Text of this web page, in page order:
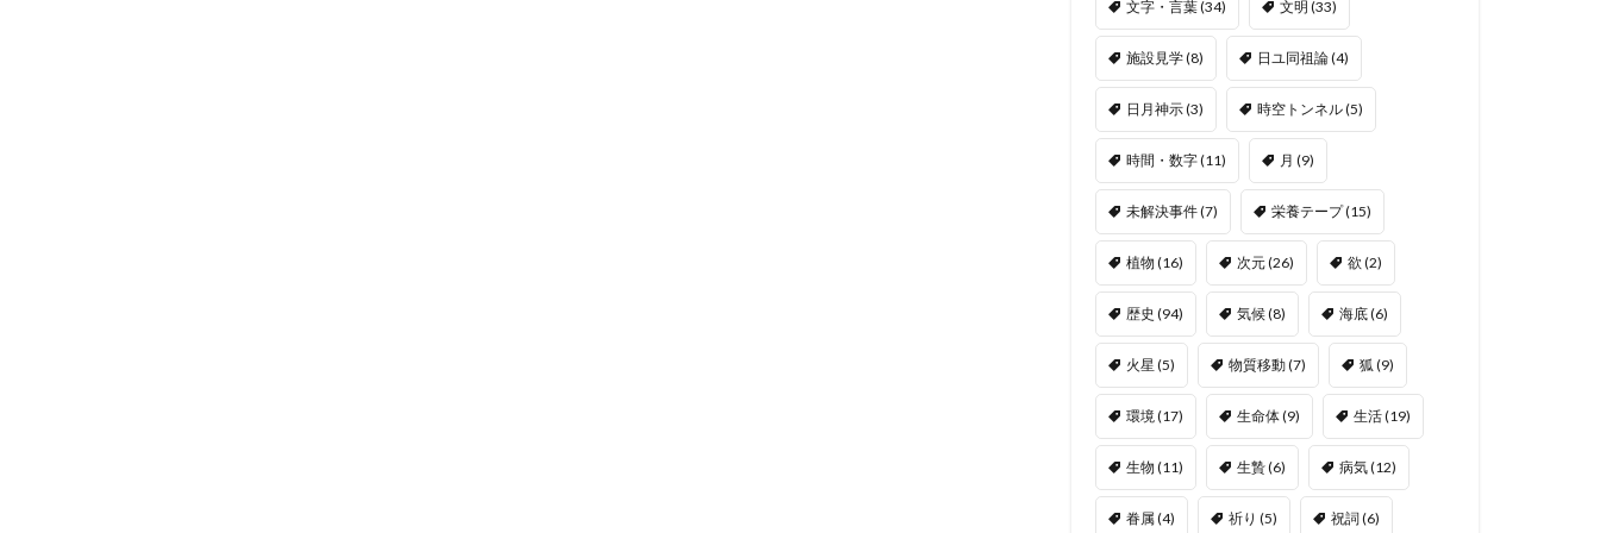
文字・言葉(34) 文明 (33)
施設見学(8) 日ユ同祖論(4)
日月神示(3) 時空トンネル(5)
時間・数字(11) 月 (9)
未解決事件(7) 栄養テープ(15)
植物 (16) 次元(26) 欲 (2)
歴史 (94) 気候(8) 海底(6)
火星 (5) 物質移動(7) 狐 (9)
環境(17) 生命体(9) 生活(19)
生物 (11) 生贄(6) 病気(12)
眷属(4) 祈り (5) 祝詞(6)